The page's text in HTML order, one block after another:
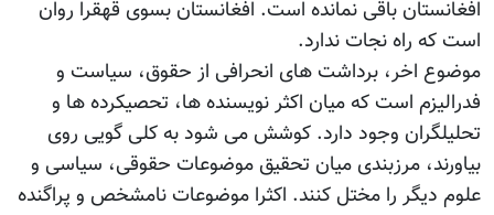
افغانستان باقی نمانده است. افغانستان بسوی قهقرا روان
است که راه نجات ندارد.
موضوع اخر، برداشت های انحرافی از حقوق، سیاست و
فدرالیزم است که میان اکثر نویسنده ها، تحصیکرده ها و
تحلیلگران وجود دارد. کوشش می شود به کلی گویی روی
بیاورند، مرزبندی میان تحقیق موضوعات حقوقی، سیاسی و
علوم دیگر را مختل کنند. اکثرا موضوعات نامشخص و پراگنده